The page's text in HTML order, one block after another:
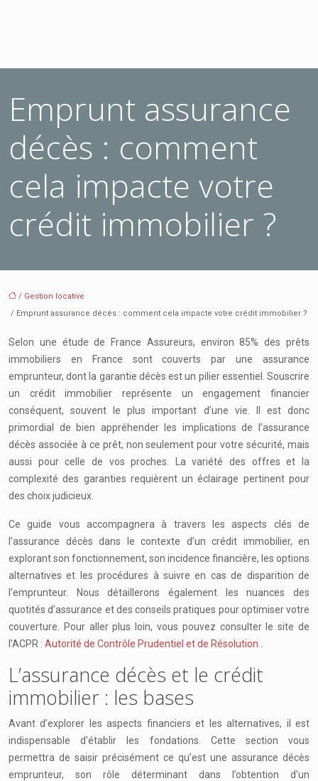
Emprunt assurance
décès : comment
cela impacte votre
crédit immobilier ?
/ Gestion locative
/ Emprunt assurance décès : comment cela impacte votre crédit immobilier ?
Selon une étude de France Assureurs, environ 85% des prêts
immobiliers en France sont couverts par une assurance
emprunteur, dont la garantie décès est un pilier essentiel. Souscrire
un crédit immobilier représente un engagement financier
conséquent, souvent le plus important d’une vie. Il est donc
primordial de bien appréhender les implications de l’assurance
décès associée à ce prêt, non seulement pour votre sécurité, mais
aussi pour celle de vos proches. La variété des offres et la
complexité des garanties requièrent un éclairage pertinent pour
des choix judicieux.
Ce guide vous accompagnera à travers les aspects clés de
l’assurance décès dans le contexte d’un crédit immobilier, en
explorant son fonctionnement, son incidence financière, les options
alternatives et les procédures à suivre en cas de disparition de
l’emprunteur. Nous détaillerons également les nuances des
quotités d’assurance et des conseils pratiques pour optimiser votre
couverture. Pour aller plus loin, vous pouvez consulter le site de
l’ACPR : Autorité de Contrôle Prudentiel et de Résolution
L’assurance décès et le crédit
immobilier : les bases
Avant d’explorer les aspects financiers et les alternatives, il est
indispensable d’établir les fondations. Cette section vous
permettra de saisir précisément ce qu’est une assurance décès
emprunteur, son rôle déterminant dans l’obtention d’un